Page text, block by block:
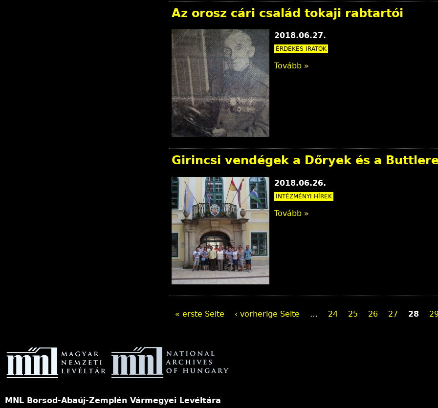
Az orosz cári család tokaji rabtartói
2018.06.27.
ÉRDEKES IRATOK
Tovább »
Girincsi vendégek a Dőryek és a
2018.06.26.
INTÉZMÉNYI HÍREK
Tovább »
S
i
« erste Seite ‹ vorherige Seite … 24 25 26 27 28 29
MNL Borsod-Abaúj-Zemplén Vármegyei Levéltára